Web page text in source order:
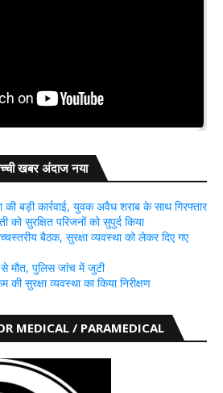
खबर अंदाज नया
बड़ी कार्रवाई, युवक अवैध शराब के साथ गिरफ्तार
सुरक्षित परिजनों को सुपुर्द किया
बैठक, सुरक्षा व्यवस्था को लेकर दिए गए
मौत, पुलिस जांच में जुटी
की सुरक्षा व्यवस्था का किया निरीक्षण
MEDICAL / PARAMEDICAL